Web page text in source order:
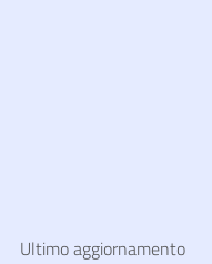
Ultimo aggiornamento